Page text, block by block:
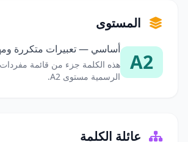
المستوى
A2
أساسي — تعبيرات متكررة
هذه الكلمة جزء من قائمة
الرسمية مستوى A2.
عائلة الكلمة